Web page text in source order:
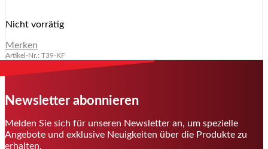
Nicht vorrätig
Merken
Artikel-Nr.: T39-KF
Newsletter abonnieren
Melden Sie sich für unseren Newsletter an, um spezielle
Angebote und exklusive Neuigkeiten über die Produkte zu
erhalten.